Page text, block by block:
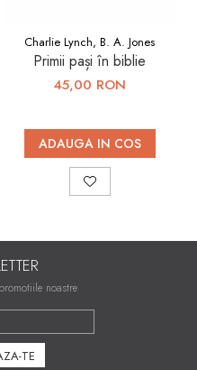
Charlie Lynch, B. A. Jones
Primii pași în biblie
45,00 RON
ADAUGA IN COS
noastre